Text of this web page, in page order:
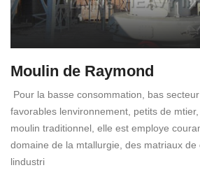
Moulin de Raymond
Pour la basse consommation, bas
favorables lenvironnement, petits de
moulin traditionnel, elle est employe
domaine de la mtallurgie, des matriaux de
lindustri